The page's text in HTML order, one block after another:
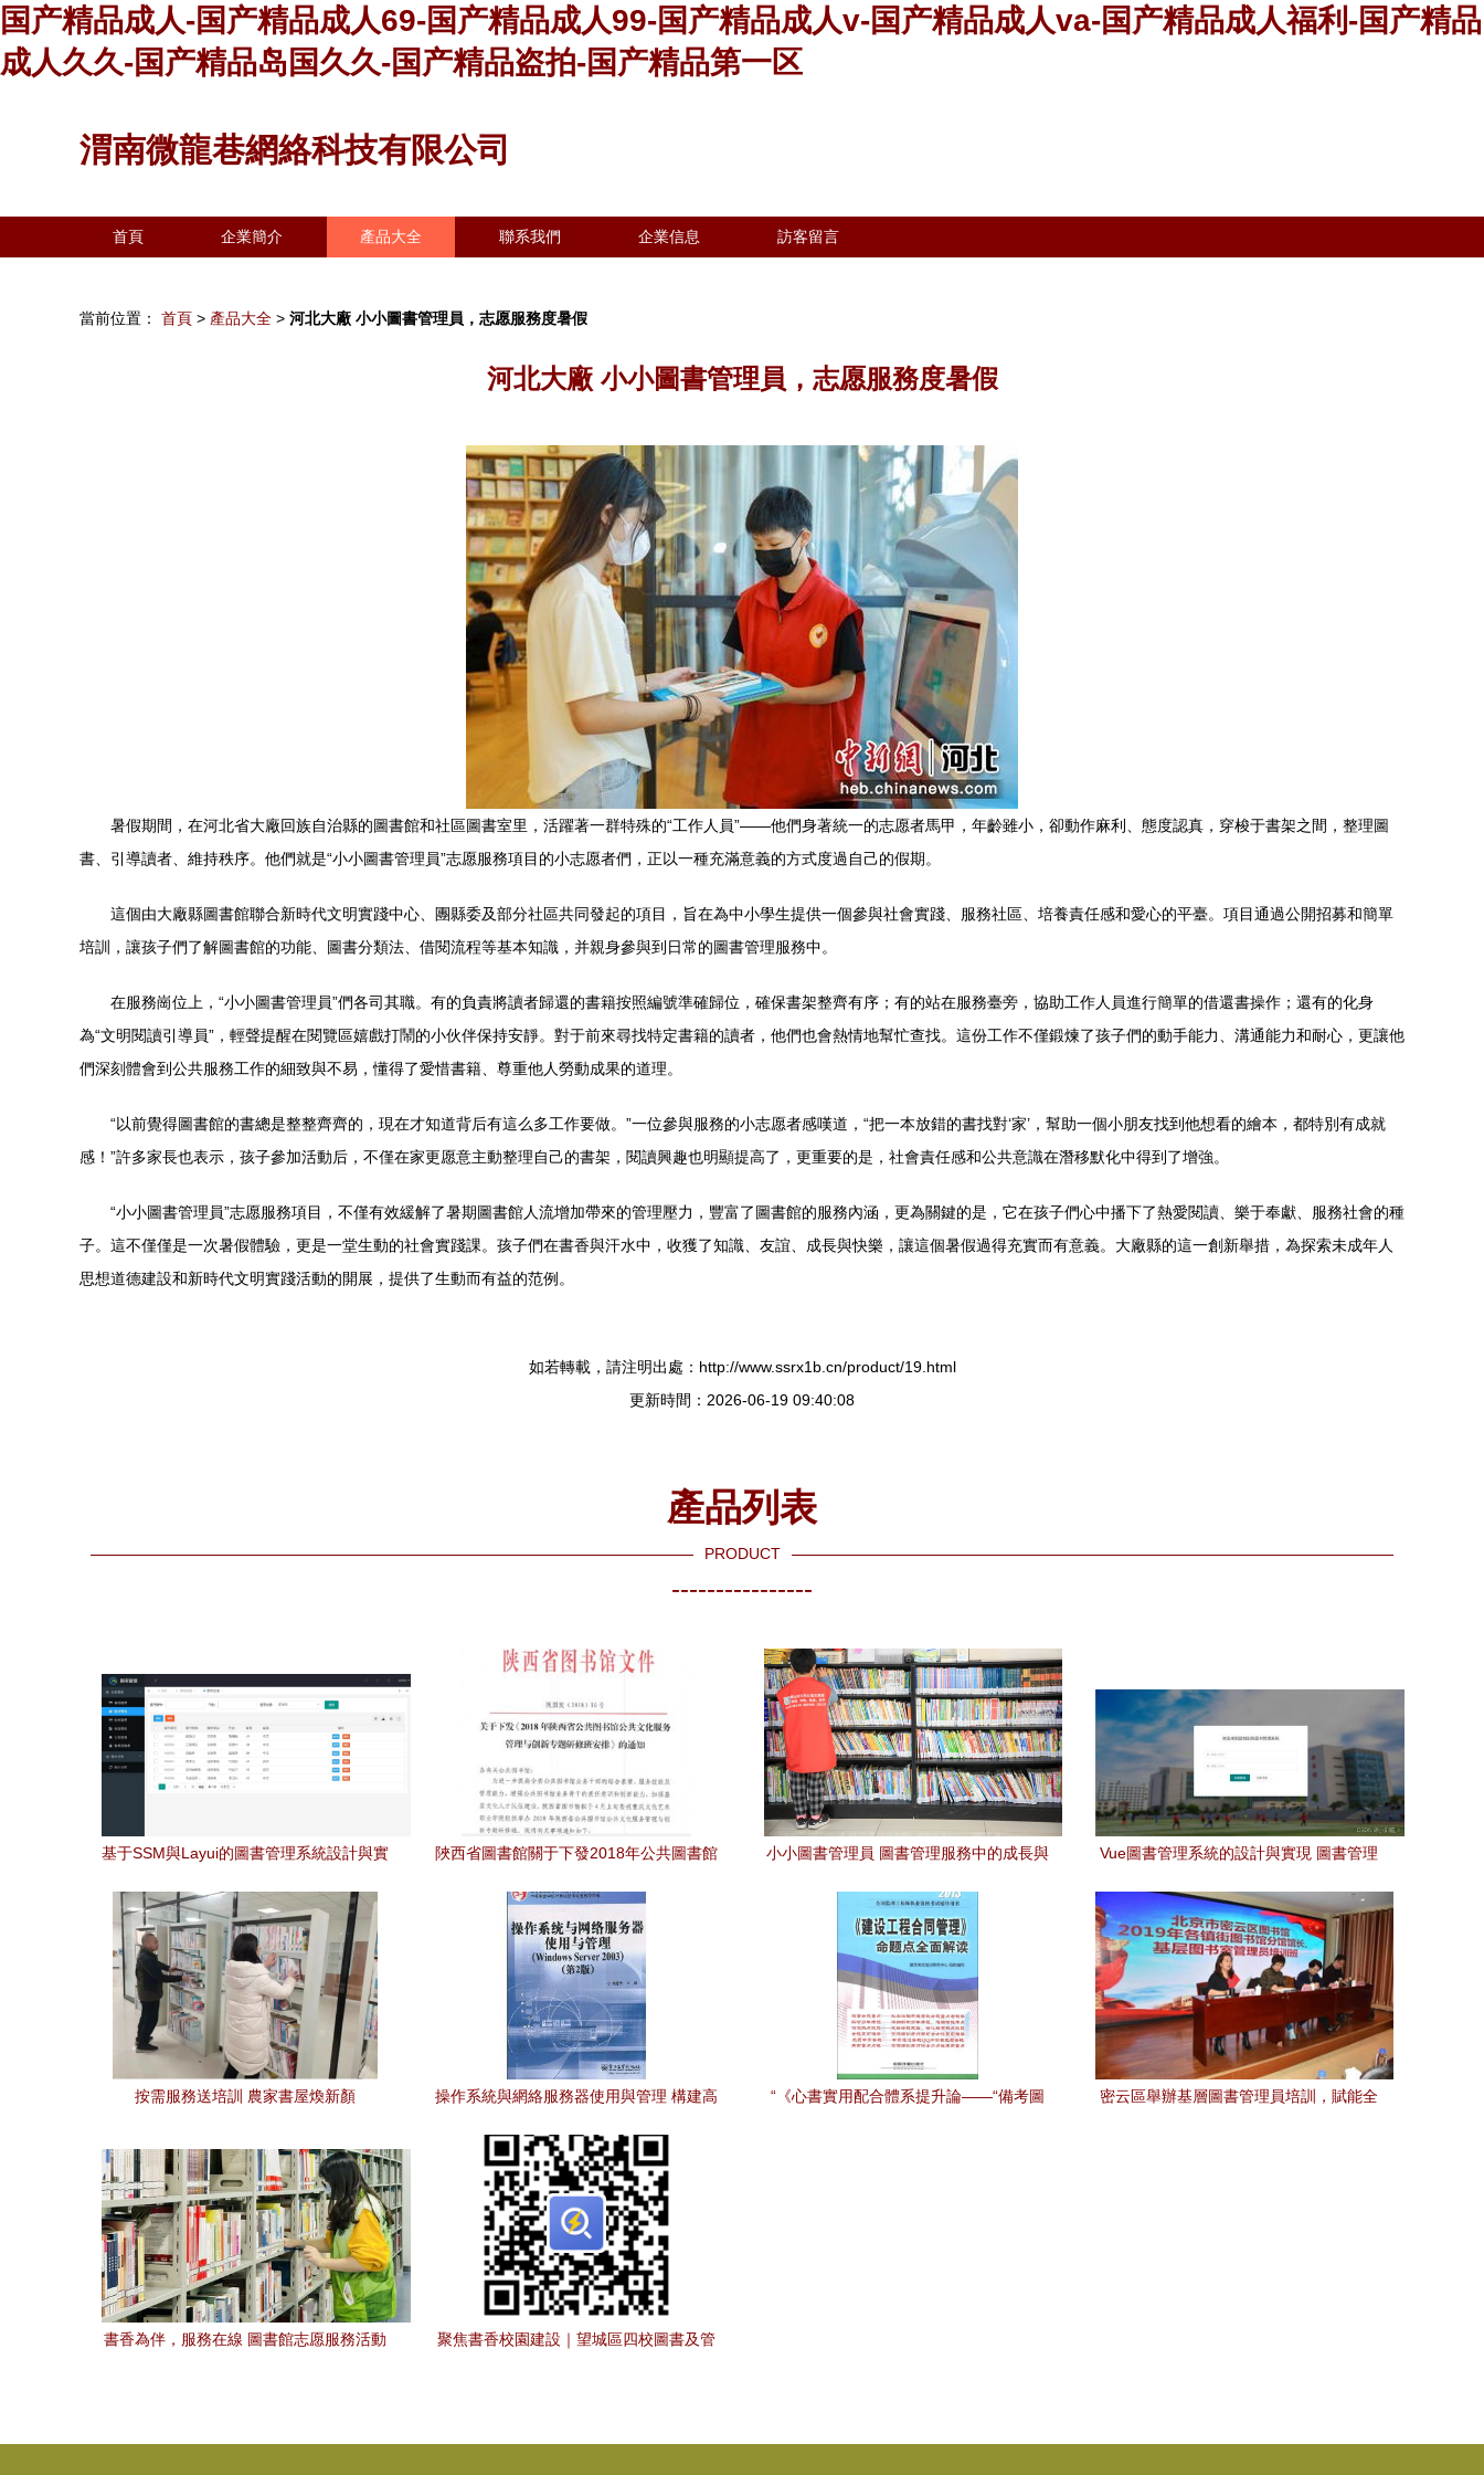
国产精品成人-国产精品成人69-国产精品成人99-国产精品成人v-国产精品成人va-国产精品成人福利-国产精品
成人久久-国产精品岛国久久-国产精品盗拍-国产精品第一区
渭南微龍巷網絡科技有限公司
首頁 企業簡介 產品大全 聯系我們 企業信息 訪客留言
當前位置： 首頁 > 產品大全 > 河北大廠 小小圖書管理員，志愿服務度暑假
河北大廠 小小圖書管理員，志愿服務度暑假
暑假期間，在河北省大廠回族自治縣的圖書館和社區圖書室里，活躍著一群特殊的“工作人員”——他們身著統一的志愿者馬甲，年齡雖小，卻動作麻利、態度認真，穿梭于書架之間，整理圖
書、引導讀者、維持秩序。他們就是“小小圖書管理員”志愿服務項目的小志愿者們，正以一種充滿意義的方式度過自己的假期。
這個由大廠縣圖書館聯合新時代文明實踐中心、團縣委及部分社區共同發起的項目，旨在為中小學生提供一個參與社會實踐、服務社區、培養責任感和愛心的平臺。項目通過公開招募和簡單
培訓，讓孩子們了解圖書館的功能、圖書分類法、借閱流程等基本知識，并親身參與到日常的圖書管理服務中。
在服務崗位上，“小小圖書管理員”們各司其職。有的負責將讀者歸還的書籍按照編號準確歸位，確保書架整齊有序；有的站在服務臺旁，協助工作人員進行簡單的借還書操作；還有的化身
為“文明閱讀引導員”，輕聲提醒在閱覽區嬉戲打鬧的小伙伴保持安靜。對于前來尋找特定書籍的讀者，他們也會熱情地幫忙查找。這份工作不僅鍛煉了孩子們的動手能力、溝通能力和耐心，更讓他
們深刻體會到公共服務工作的細致與不易，懂得了愛惜書籍、尊重他人勞動成果的道理。
“以前覺得圖書館的書總是整整齊齊的，現在才知道背后有這么多工作要做。”一位參與服務的小志愿者感嘆道，“把一本放錯的書找對‘家’，幫助一個小朋友找到他想看的繪本，都特別有成就
感！”許多家長也表示，孩子參加活動后，不僅在家更愿意主動整理自己的書架，閱讀興趣也明顯提高了，更重要的是，社會責任感和公共意識在潛移默化中得到了增強。
“小小圖書管理員”志愿服務項目，不僅有效緩解了暑期圖書館人流增加帶來的管理壓力，豐富了圖書館的服務內涵，更為關鍵的是，它在孩子們心中播下了熱愛閱讀、樂于奉獻、服務社會的種
子。這不僅僅是一次暑假體驗，更是一堂生動的社會實踐課。孩子們在書香與汗水中，收獲了知識、友誼、成長與快樂，讓這個暑假過得充實而有意義。大廠縣的這一創新舉措，為探索未成年人
思想道德建設和新時代文明實踐活動的開展，提供了生動而有益的范例。
如若轉載，請注明出處：http://www.ssrx1b.cn/product/19.html
更新時間：2026-06-19 09:40:08
產品列表
PRODUCT
----------------
基于SSM與Layui的圖書管理系統設計與實
陜西省圖書館關于下發2018年公共圖書館
的通知
小小圖書管理員 圖書管理服務中的成長與
Vue圖書管理系統的設計與實現 圖書管理
按需服務送培訓 農家書屋煥新顏
操作系統與網絡服務器使用與管理 構建高
“《心書實用配合體系提升論——“備考圖
密云區舉辦基層圖書管理員培訓，賦能全
書香為伴，服務在線 圖書館志愿服務活動
聚焦書香校園建設｜望城區四校圖書及管